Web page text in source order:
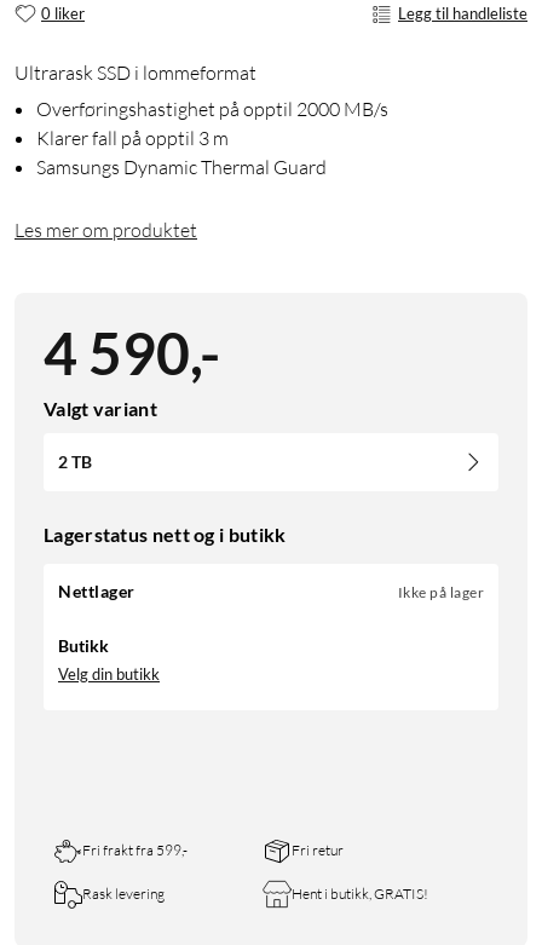
0 liker Legg til handleliste
Ultrarask SSD i lommeformat
Overføringshastighet på opptil 2000 MB/s
Klarer fall på opptil 3 m
Samsungs Dynamic Thermal Guard
Les mer om produktet
4 590,-
Valgt variant
2 TB
Lagerstatus nett og i butikk
Nettlager Ikke på lager
Butikk
Velg din butikk
Fri frakt fra 599,- Fri retur
Rask levering Hent i butikk, GRATIS!